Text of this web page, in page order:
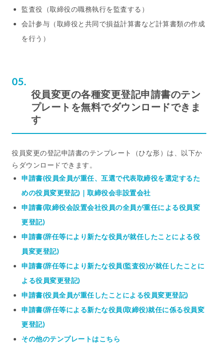
監査役（取締役の職務執行を監査する）
会計参与（取締役と共同で損益計算書など計算書類の作成
を行う）
役員変更の各種変更登記申請書のテン
プレートを無料でダウンロードできま
す
役員変更の登記申請書のテンプレート（ひな形）は、以下か
らダウンロードできます。
申請書(役員全員が重任、互選で代表取締役を選定するた
めの役員変更登記)｜取締役会非設置会社
申請書(取締役会設置会社役員の全員が重任による役員変
更登記)
申請書(辞任等により新たな役員が就任したことによる役
員変更登記)
申請書(辞任等により新たな役員(監査役)が就任したことに
よる役員変更登記)
申請書(役員全員が重任したことによる役員変更登記)
申請書(辞任等による新たな役員(取締役)就任に係る役員変
更登記)
その他のテンプレートはこちら